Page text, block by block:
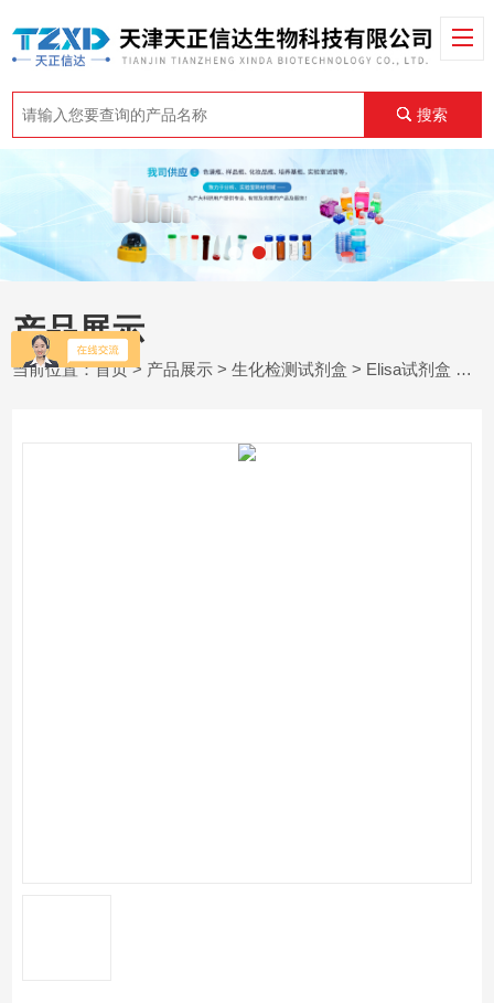
搜索
产品展示
当前位置：首页> 产品展示 >生化检测试剂盒 > Elisa试剂盒